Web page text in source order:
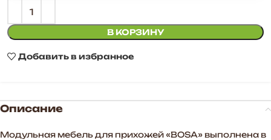
В КОРЗИНУ
Добавить в избранное
Описание
Модульная мебель для прихожей «BOSA» выполнена в